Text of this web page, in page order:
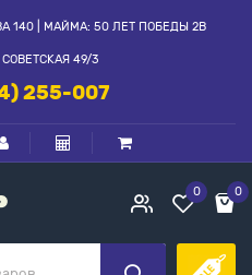
140 | МАЙМА: 50 ЛЕТ ПОБЕДЫ 2В
49/3
255-007
0 0